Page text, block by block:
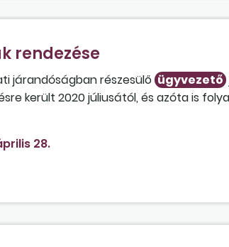
rendezése
járandóságban részesülő ügyvezető
került 2020 júliusától, és azóta is
a vállalkozásnak? Milyen
28.